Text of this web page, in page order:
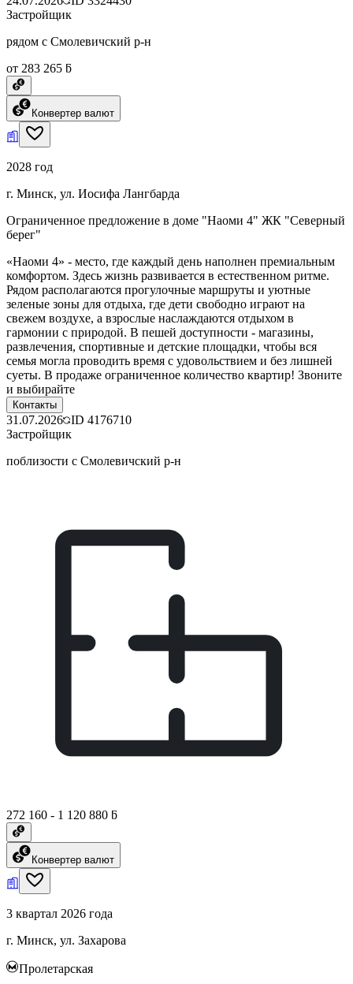
Застройщик
рядом с Смолевичский р-н
от 283 265 ƃ
Конвертер валют
2028 год
г. Минск, ул. Иосифа Лангбарда
Ограниченное предложение в доме "Наоми 4" ЖК "Северный
берег"
«Наоми 4» - место, где каждый день наполнен премиальным
комфортом. Здесь жизнь развивается в естественном ритме.
Рядом располагаются прогулочные маршруты и уютные
зеленые зоны для отдыха, где дети свободно играют на
свежем воздухе, а взрослые наслаждаются отдыхом в
гармонии с природой. В пешей доступности - магазины,
развлечения, спортивные и детские площадки, чтобы вся
семья могла проводить время с удовольствием и без лишней
суеты. В продаже ограниченное количество квартир! Звоните
и выбирайте
Контакты
31.07.2026 ID 4176710
Застройщик
поблизости с Смолевичский р-н
272 160 - 1 120 880 ƃ
Конвертер валют
3 квартал 2026 года
г. Минск, ул. Захарова
Пролетарская